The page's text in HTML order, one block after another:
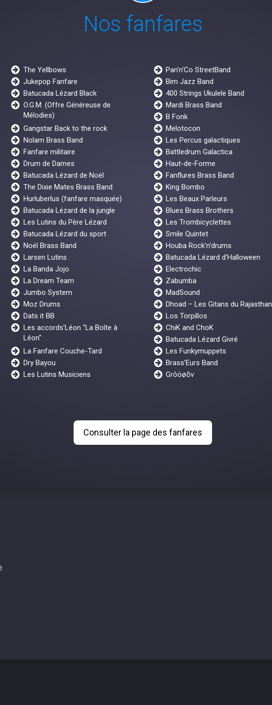
Nos fanfares
The Yellbows Pan'n'Co StreetBand
Jukepop Fanfare Bim Jazz Band
Batucada Lézard Black 400 Strings Ukulele Band
O.G.M. (Offre Généreuse de
Mélodies)
Mardi Brass Band
B Fonk
Gangstar Back to the rock Melotocon
Nolam Brass Band Les Percus galactiques
Fanfare militaire Battledrum Galactica
Drum de Dames Haut-de-Forme
Batucada Lézard de Noël Fanflures Brass Band
The Dixie Mates Brass Band King Bombo
Hurluberlus (fanfare masquée) Les Beaux Parleurs
Batucada Lézard de la jungle Blues Brass Brothers
Les Lutins du Père Lézard Les Trombicyclettes
Batucada Lézard du sport Smile Quintet
Noël Brass Band Houba Rock'n'drums
Larsen Lutins Batucada Lézard d'Halloween
La Banda Jojo Electrochic
La Dream Team Zabumba
Jumbo System MadSound
Moz Drums Dhoad – Les Gitans du Rajasthan
Dats it BB Los Torpillos
Les accords'Léon "La Boîte à
Léon"
ChiK and ChoK
Batucada Lézard Givré
La Fanfare Couche-Tard Les Funkymuppets
Dry Bayou Brass’Eurs Band
Les Lutins Musiciens Grôöøõv
Consulter la page des fanfares